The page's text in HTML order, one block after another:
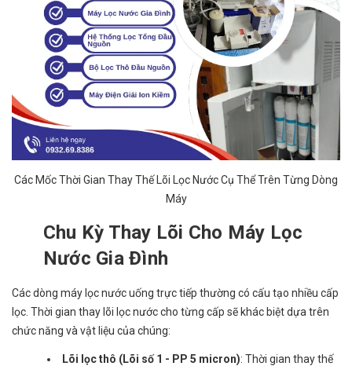
Các Mốc Thời Gian Thay Thế Lõi Lọc Nước Cụ Thể Trên Từng Dòng
Máy
Chu Kỳ Thay Lõi Cho Máy Lọc
Nước Gia Đình
Các dòng máy lọc nước uống trực tiếp thường có cấu tạo nhiều cấp
lọc. Thời gian thay lõi lọc nước cho từng cấp sẽ khác biệt dựa trên
chức năng và vật liệu của chúng:
Lõi lọc thô (Lõi số 1 - PP 5 micron): Thời gian thay thế